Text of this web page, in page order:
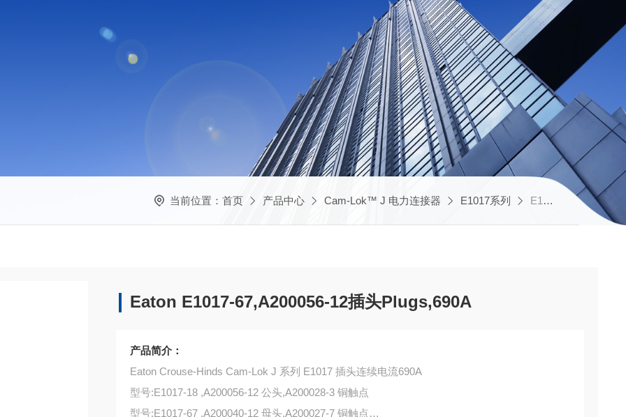
当前位置： 首页 产品中心 Cam-Lok™ J 电力连接器 E1017系列 E1017-18,A200040-12,库柏Eaton E1017-67,A200056-12插头Plugs,690A
Eaton E1017-67,A200056-12插头Plugs,690A
产品简介：
Eaton Crouse-Hinds Cam-Lok J 系列 E1017 插头连续电流690A
型号:E1017-18 ,A200056-12 公头,A200028-3 铜触点
型号:E1017-67 ,A200040-12 母头,A200027-7 铜触点